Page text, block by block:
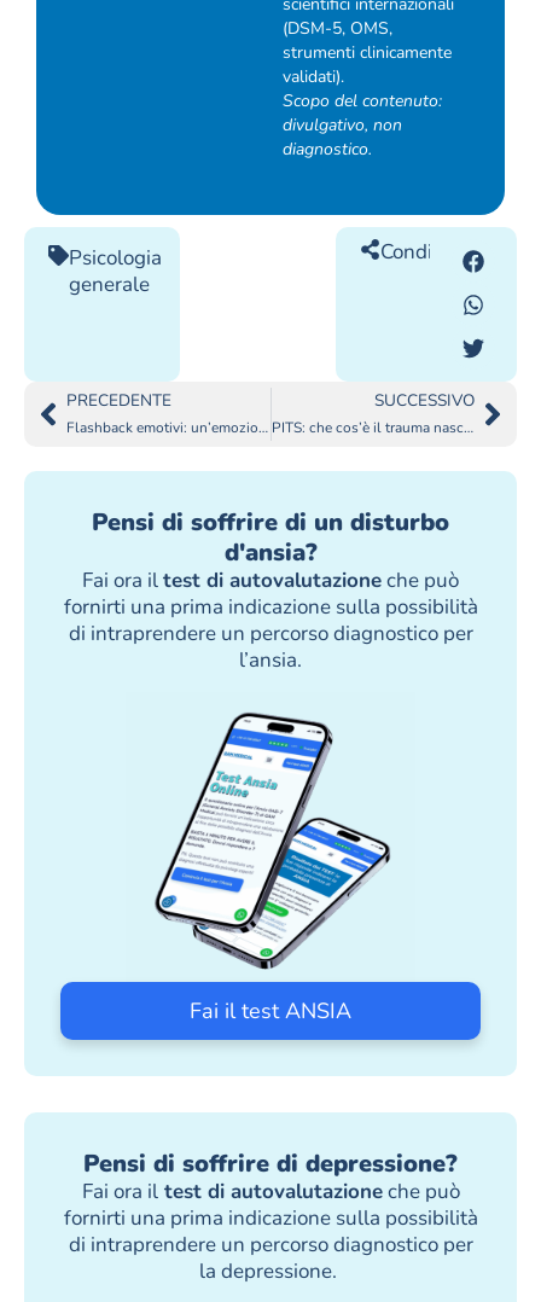
(DSM-5, OMS,
strumenti clinicamente
validati).
Scopo del contenuto:
divulgativo, non
diagnostico.
Psicologia
generale
Condividilo
PRECEDENTE
Flashback emotivi: un’emozione che ti riporta al passato traumatico
SUCCESSIVO
PITS: che cos’è il trauma nascosto di chi provoca dolore
Pensi di soffrire di un disturbo
d'ansia?
Fai ora iltest di autovalutazioneche può
fornirti una prima indicazione sulla possibilità
di intraprendere un percorso diagnostico per
l’ansia.
Fai il test ANSIA
Pensi di soffrire di depressione?
Fai ora iltest di autovalutazioneche può
fornirti una prima indicazione sulla possibilità
di intraprendere un percorso diagnostico per
la depressione.